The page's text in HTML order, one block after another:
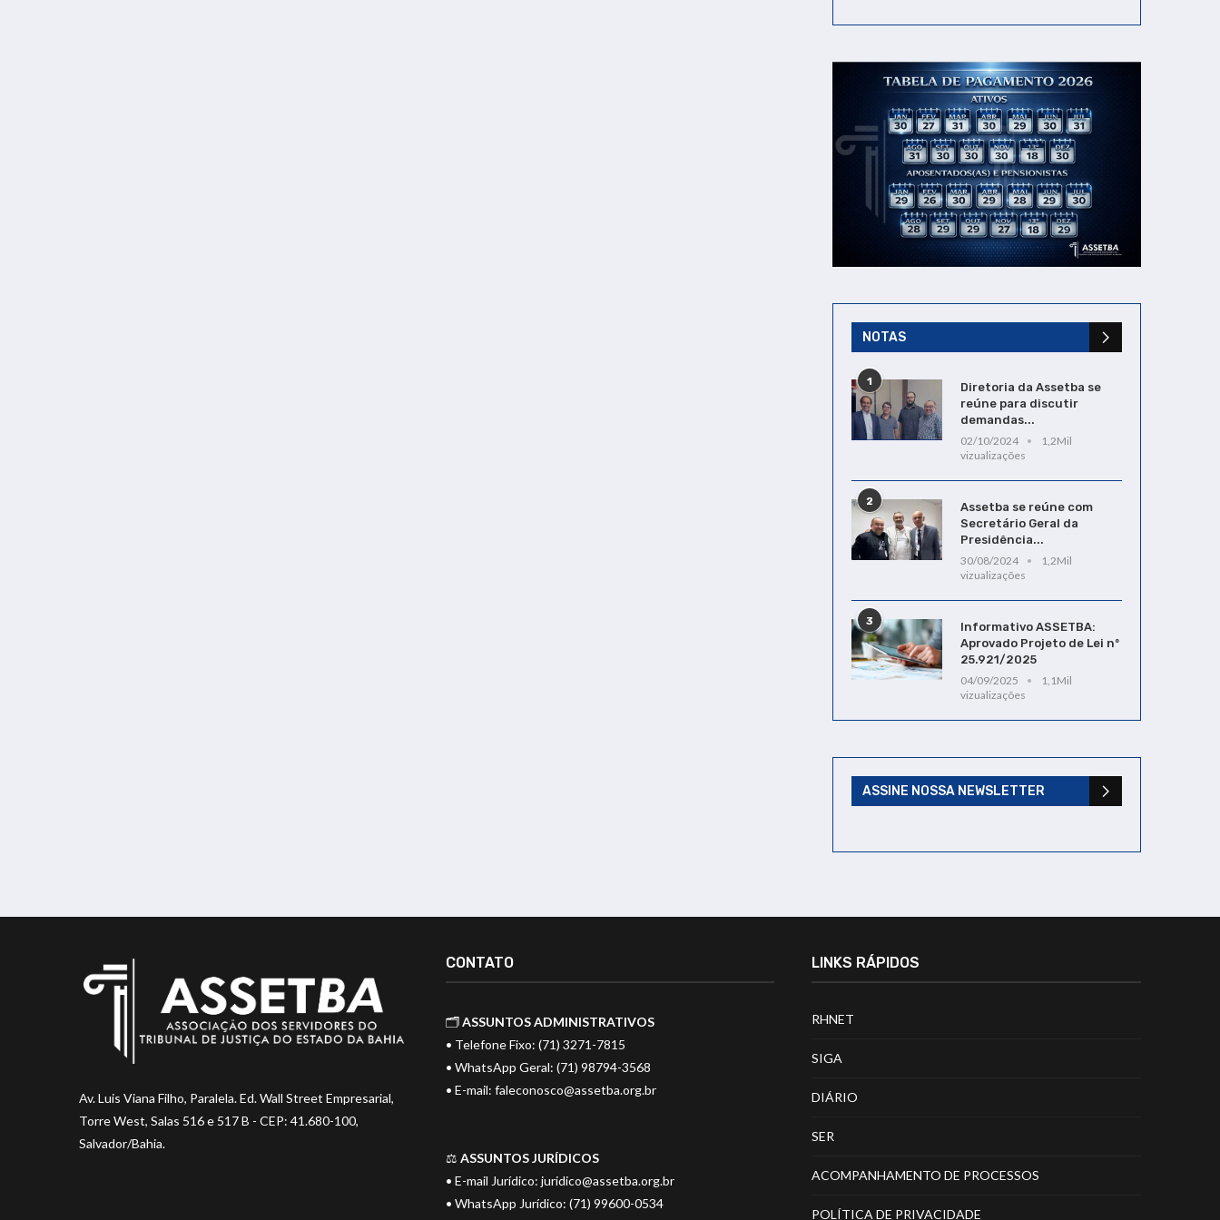
NOTAS
1
Diretoria da Assetba se
reúne para discutir
demandas...
02/10/2024
1,2Mil
vizualizações
2
Assetba se reúne com
Secretário Geral da
Presidência...
30/08/2024
1,2Mil
vizualizações
3
Informativo ASSETBA:
Aprovado Projeto de Lei nº
25.921/2025
04/09/2025
1,1Mil
vizualizações
ASSINE NOSSA NEWSLETTER
Av. Luis Viana Filho, Paralela. Ed. Wall Street Empresarial,
Torre West, Salas 516 e 517 B - CEP: 41.680-100,
Salvador/Bahia.
CONTATO
🗂️ASSUNTOS ADMINISTRATIVOS
• Telefone Fixo: (71) 3271-7815
• WhatsApp Geral: (71) 98794-3568
• E-mail: faleconosco@assetba.org.br
⚖️ ASSUNTOS JURÍDICOS
• E-mail Jurídico: juridico@assetba.org.br
• WhatsApp Jurídico: (71) 99600-0534
LINKS RÁPIDOS
RHNET
SIGA
DIÁRIO
SER
ACOMPANHAMENTO DE PROCESSOS
POLÍTICA DE PRIVACIDADE